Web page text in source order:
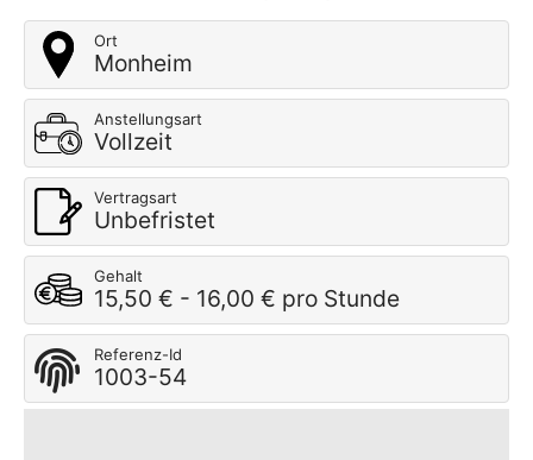
Ort
Monheim
Anstellungsart
Vollzeit
Vertragsart
Unbefristet
Gehalt
15,50 € - 16,00 € pro Stunde
Referenz-Id
1003-54